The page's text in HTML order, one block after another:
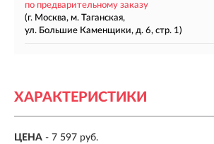
по предварительному заказу
(г. Москва, м. Таганская,
ул. Большие Каменщики, д. 6, стр. 1)
ХАРАКТЕРИСТИКИ
ЦЕНА - 7 597 руб.